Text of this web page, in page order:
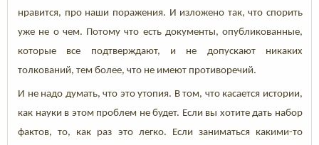
нравится, про наши поражения. И изложено так, что спорить
уже не о чем. Потому что есть документы, опубликованные,
которые все подтверждают, и не допускают никаких
толкований, тем более, что не имеют противоречий.
И не надо думать, что это утопия. В том, что касается истории,
как науки в этом проблем не будет. Если вы хотите дать набор
фактов, то, как раз это легко. Если заниматься какими-то